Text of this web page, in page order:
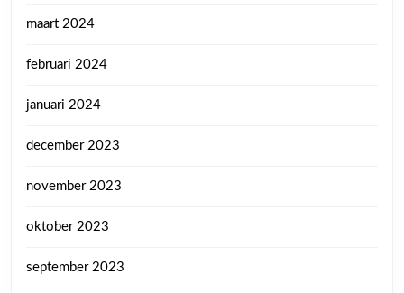
maart 2024
februari 2024
januari 2024
december 2023
november 2023
oktober 2023
september 2023